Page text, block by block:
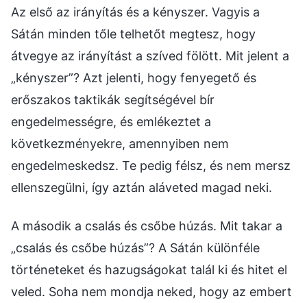
Az első az irányítás és a kényszer. Vagyis a
Sátán minden tőle telhetőt megtesz, hogy
átvegye az irányítást a szíved fölött. Mit jelent a
„kényszer”? Azt jelenti, hogy fenyegető és
erőszakos taktikák segítségével bír
engedelmességre, és emlékeztet a
következményekre, amennyiben nem
engedelmeskedsz. Te pedig félsz, és nem mersz
ellenszegülni, így aztán aláveted magad neki.
A második a csalás és csőbe húzás. Mit takar a
„csalás és csőbe húzás”? A Sátán különféle
történeteket és hazugságokat talál ki és hitet el
veled. Soha nem mondja neked, hogy az embert